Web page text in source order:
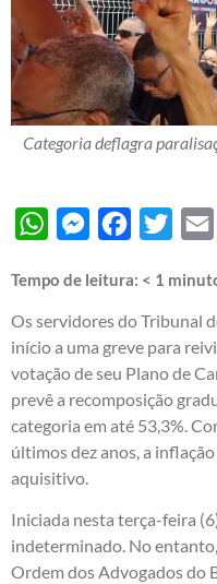
Categoria deflagra
WhatsAppMessengerFacebook
Twitter
Tempo de leitura: < 1
Os servidores do Tribunal
início a uma greve para
votação de seu Plano de
prevê a recomposição
categoria em até 53,3%.
últimos dez anos, a
aquisitivo.
Iniciada nesta terça-feira
indeterminado. No
Ordem dos Advogados do